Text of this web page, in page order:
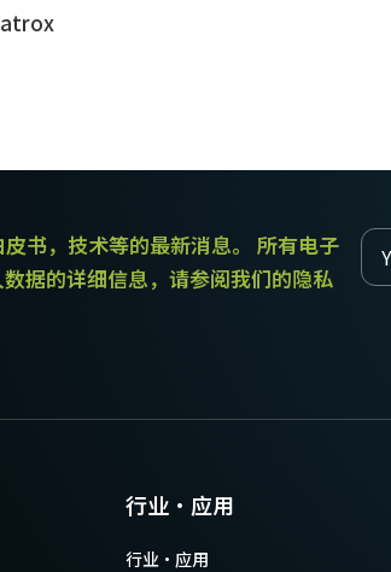
书，技术等的最新消息。 所有电子
据的详细信息，请参阅我们的隐私
行业·应用
行业·应用